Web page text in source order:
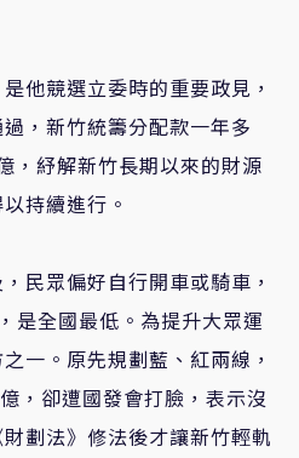
是他競選立委時的重要政見，
，新竹統籌分配款一年多
，紓解新竹長期以來的財源
持續進行。
民眾偏好自行開車或騎車，
，是全國最低。為提升大眾運
一。原先規劃藍、紅兩線，
億，卻遭國發會打臉，表示沒
財劃法》 修法後才讓新竹輕軌